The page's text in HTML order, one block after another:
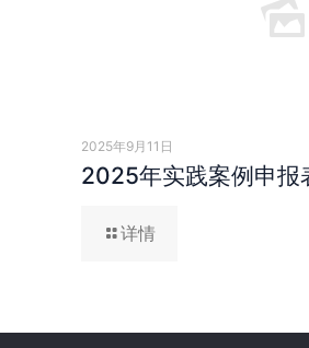
2025年9月11日
2025年实践案例申报
详情